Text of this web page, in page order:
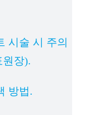
시술 시 주의
원장).
방법.